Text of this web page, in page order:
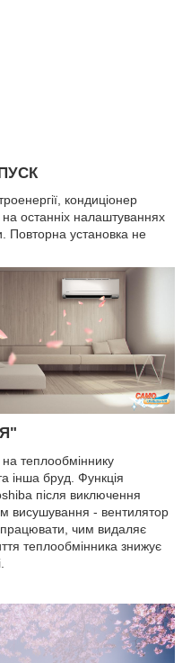
кондиціонер
останніх налаштуваннях
Повторна установка не
теплообміннику
інша бруд. Функція
після виключення
висушування - вентилятор
чим видаляє
теплообмінника знижує